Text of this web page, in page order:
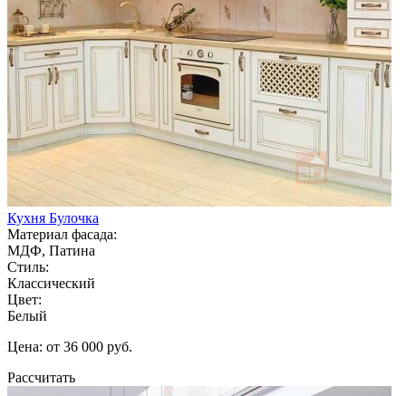
Кухня Булочка
Материал фасада:
МДФ, Патина
Стиль:
Классический
Цвет:
Белый
Цена: от 36 000 руб.
Рассчитать